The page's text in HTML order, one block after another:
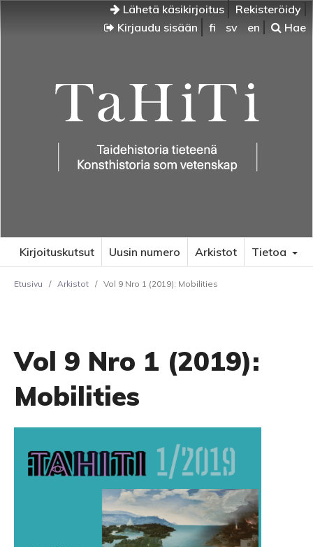
Lähetä käsikirjoitus
Rekisteröidy
Kirjaudu sisään
fi sv en Hae
Kirjoituskutsut Uusin numero Arkistot Tietoa
Etusivu / Arkistot / Vol 9 Nro 1 (2019): Mobilities
Vol 9 Nro 1 (2019):
Mobilities